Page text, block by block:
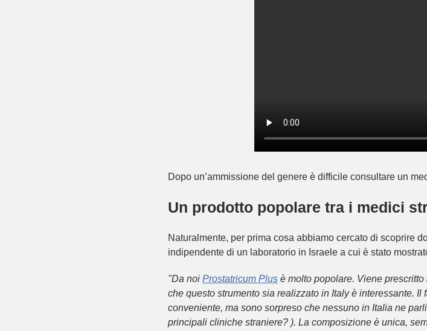
Dopo un’ammissione del genere è difficile consultare un
Un prodotto popolare tra i medici
Naturalmente, per prima cosa abbiamo cercato di scoprire
indipendente di un laboratorio in Israele a cui è stato
"Da noi Prostatricum Plus è molto popolare. Viene
che questo strumento sia realizzato in Italy è interessante.
conveniente, ma sono sorpreso che nessuno in Italia ne
principali cliniche straniere? ). La composizione è unica,